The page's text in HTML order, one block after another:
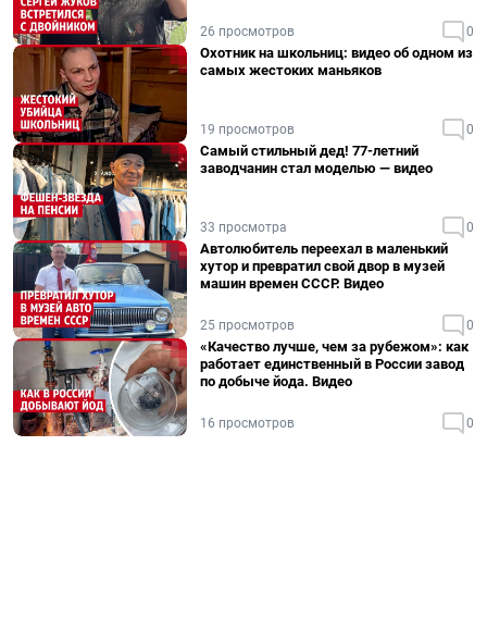
26 просмотров 0
Охотник на школьниц: видео об одном из
самых жестоких маньяков
19 просмотров 0
Самый стильный дед! 77-летний
заводчанин стал моделью — видео
33 просмотра 0
Автолюбитель переехал в маленький
хутор и превратил свой двор в музей
машин времен СССР. Видео
25 просмотров 0
«Качество лучше, чем за рубежом»: как
работает единственный в России завод
по добыче йода. Видео
16 просмотров 0